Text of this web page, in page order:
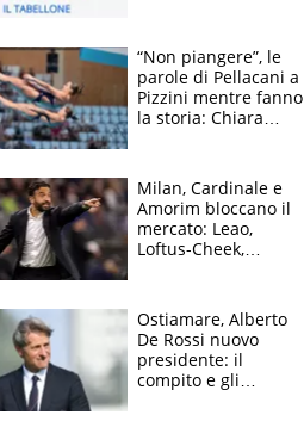
“Non piangere”, le
parole di Pellacani a
Pizzini mentre fanno
la storia: Chiara
Milan, Cardinale e
Amorim bloccano il
mercato: Leao,
Loftus-Cheek,
Soulè e Osorio nel
mirino
Ostiamare, Alberto
De Rossi nuovo
presidente: il
compito e gli